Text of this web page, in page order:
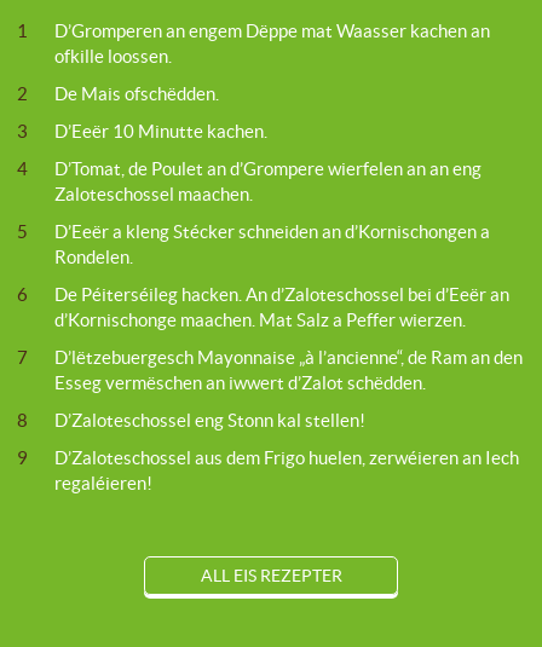
1
D’Gromperen an engem Dëppe mat Waasser kachen an
ofkille loossen.
2
De Mais ofschëdden.
3
D’Eeër 10 Minutte kachen.
4
D’Tomat, de Poulet an d’Grompere wierfelen an an eng
Zaloteschossel maachen.
5
D’Eeër a kleng Stécker schneiden an d’Kornischongen a
Rondelen.
6
De Péiterséileg hacken. An d’Zaloteschossel bei d’Eeër an
d’Kornischonge maachen. Mat Salz a Peffer wierzen.
7
D’lëtzebuergesch Mayonnaise „à l’ancienne“, de Ram an den
Esseg vermëschen an iwwert d’Zalot schëdden.
8
D’Zaloteschossel eng Stonn kal stellen!
9
D’Zaloteschossel aus dem Frigo huelen, zerwéieren an Iech
regaléieren!
ALL EIS REZEPTER